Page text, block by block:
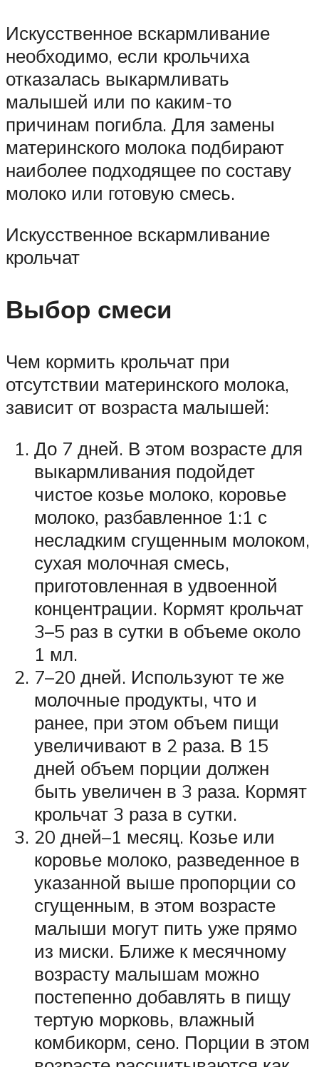
Искусственное вскармливание
необходимо, если крольчиха
отказалась выкармливать
малышей или по каким-то
причинам погибла. Для замены
материнского молока подбирают
наиболее подходящее по составу
молоко или готовую смесь.
Искусственное вскармливание
крольчат
Выбор смеси
Чем кормить крольчат при
отсутствии материнского молока,
зависит от возраста малышей:
До 7 дней. В этом возрасте для
выкармливания подойдет
чистое козье молоко, коровье
молоко, разбавленное 1:1 с
несладким сгущенным молоком,
сухая молочная смесь,
приготовленная в удвоенной
концентрации. Кормят крольчат
3–5 раз в сутки в объеме около
1 мл.
7–20 дней. Используют те же
молочные продукты, что и
ранее, при этом объем пищи
увеличивают в 2 раза. В 15
дней объем порции должен
быть увеличен в 3 раза. Кормят
крольчат 3 раза в сутки.
20 дней–1 месяц. Козье или
коровье молоко, разведенное в
указанной выше пропорции со
сгущенным, в этом возрасте
малыши могут пить уже прямо
из миски. Ближе к месячному
возрасту малышам можно
постепенно добавлять в пищу
тертую морковь, влажный
комбикорм, сено. Порции в этом